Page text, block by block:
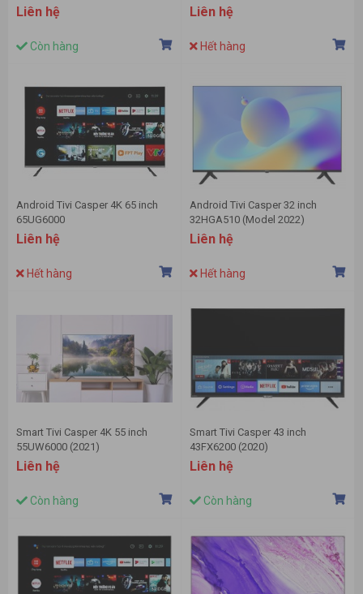
Liên hệ
Còn hàng
Liên hệ
Hết hàng
Android Tivi Casper 4K 65 inch
65UG6000
Liên hệ
Hết hàng
Android Tivi Casper 32 inch
32HGA510 (Model 2022)
Liên hệ
Hết hàng
Smart Tivi Casper 4K 55 inch
55UW6000 (2021)
Liên hệ
Còn hàng
Smart Tivi Casper 43 inch
43FX6200 (2020)
Liên hệ
Còn hàng